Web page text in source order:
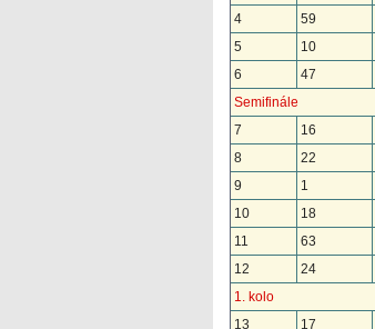
4
59
5
10
6
47
Semifinále
7
16
8
22
9
1
10
18
11
63
12
24
1. kolo
13
17